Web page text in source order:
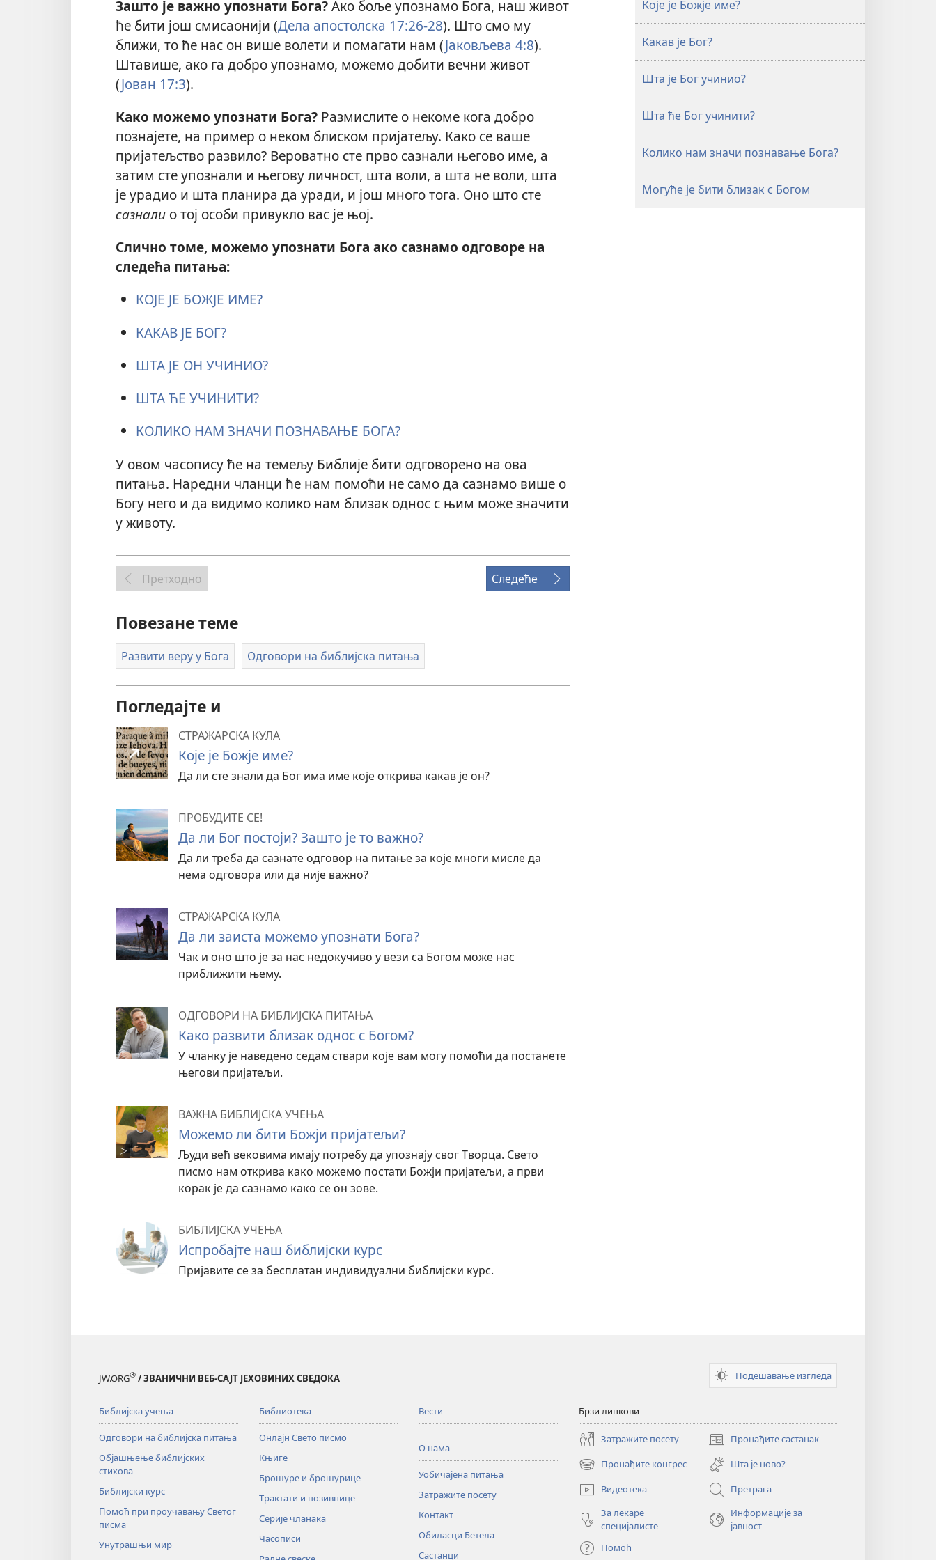
Зашто је важно упознати Бога?Ако боље упознамо Бога, наш живот
ће бити још смисаонији (Дела апостолска 17:26-28). Што смо му
ближи, то ће нас он више волети и помагати нам (Јаковљева 4:8).
Штавише, ако га добро упознамо, можемо добити вечни живот
(Јован 17:3).
Како можемо упознати Бога? Размислите о некоме кога добро
познајете, на пример о неком блиском пријатељу. Како се ваше
пријатељство развило? Вероватно сте прво сазнали његово име, а
затим сте упознали и његову личност, шта воли, а шта не воли, шта
је урадио и шта планира да уради, и још много тога. Оно што сте
сазнали о тој особи привукло вас је њој.
Слично томе, можемо упознати Бога ако сазнамо одговоре на
следећа питања:
КОЈЕ ЈЕ БОЖЈЕ ИМЕ?
КАКАВ ЈЕ БОГ?
ШТА ЈЕ ОН УЧИНИО?
ШТА ЋЕ УЧИНИТИ?
КОЛИКО НАМ ЗНАЧИ ПОЗНАВАЊЕ БОГА?
У овом часопису ће на темељу Библије бити одговорено на ова
питања. Наредни чланци ће нам помоћи не само да сазнамо више о
Богу него и да видимо колико нам близак однос с њим може значити
у животу.
Претходно Следеће
Повезане теме
Развити веру у Бога Одговори на библијска питања
Погледајте и
СТРАЖАРСКА КУЛА
Које је Божје име?
Да ли сте знали да Бог има име које открива какав је он?
ПРОБУДИТЕ СЕ!
Да ли Бог постоји? Зашто је то важно?
Да ли треба да сазнате одговор на питање за које многи мисле да
нема одговора или да није важно?
СТРАЖАРСКА КУЛА
Да ли заиста можемо упознати Бога?
Чак и оно што је за нас недокучиво у вези са Богом може нас
приближити њему.
ОДГОВОРИ НА БИБЛИЈСКА ПИТАЊА
Како развити близак однос с Богом?
У чланку је наведено седам ствари које вам могу помоћи да постанете
његови пријатељи.
ВАЖНА БИБЛИЈСКА УЧЕЊА
Можемо ли бити Божји пријатељи?
Људи већ вековима имају потребу да упознају свог Творца. Свето
писмо нам открива како можемо постати Божји пријатељи, а први
корак је да сазнамо како се он зове.
БИБЛИЈСКА УЧЕЊА
Испробајте наш библијски курс
Пријавите се за бесплатан индивидуални библијски курс.
Бог?
Које је Божје име?
Какав је Бог?
Шта је Бог учинио?
Шта ће Бог учинити?
Колико нам значи познавање Бога?
Могуће је бити близак с Богом
JW.ORG® / ЗВАНИЧНИ ВЕБ-САЈТ ЈЕХОВИНИХ СВЕДОКА Подешавање изгледа
Библијска учења
Одговори на библијска питања
Објашњење библијских
стихова
Библијски курс
Помоћ при проучавању Светог
писма
Унутрашњи мир
Библиотека
Онлајн Свето писмо
Књиге
Брошуре и брошурице
Трактати и позивнице
Серије чланака
Часописи
Вести
О нама
Уобичајена питања
Затражите посету
Контакт
Обиласци Бетела
Састанци
Брзи линкови
Затражите посету Пронађите састанак
(отвара
нови
прозор)
Пронађите конгрес
(отвара
нови
прозор)
Шта је ново?
Видеотека
Претрага
За лекаре
специјалисте
Информације за
јавност
Помоћ